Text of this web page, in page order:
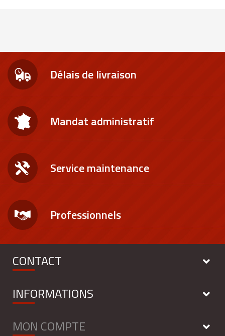
Délais de livraison
Mandat administratif
Service maintenance
Professionnels
CONTACT
INFORMATIONS
MON COMPTE